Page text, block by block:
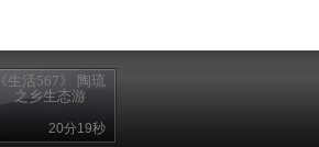
《生活567》 陶琉
之乡生态游
20分19秒